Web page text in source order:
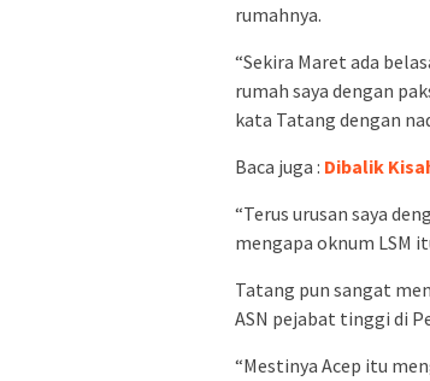
rumahnya.
“Sekira Maret ada
rumah saya dengan
kata Tatang dengan
Baca juga : Dibalik
“Terus urusan saya
mengapa oknum LSM
Tatang pun sangat
ASN pejabat tinggi di
“Mestinya Acep itu